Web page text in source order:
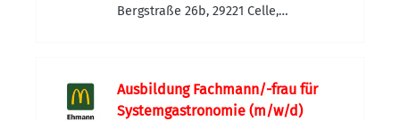
Bergstraße 26b, 29221 Celle,
Ausbildung Fachmann/-frau für
Systemgastronomie (m/w/d)